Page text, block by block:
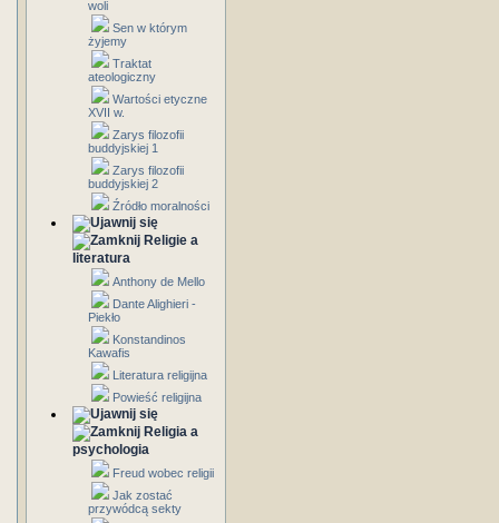
woli
Sen w którym
żyjemy
Traktat
ateologiczny
Wartości etyczne
XVII w.
Zarys filozofii
buddyjskiej 1
Zarys filozofii
buddyjskiej 2
Źródło moralności
Religie a
literatura
Anthony de Mello
Dante Alighieri -
Piekło
Konstandinos
Kawafis
Literatura religijna
Powieść religijna
Religia a
psychologia
Freud wobec religii
Jak zostać
przywódcą sekty